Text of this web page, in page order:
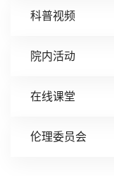
科普视频
院内活动
在线课堂
伦理委员会